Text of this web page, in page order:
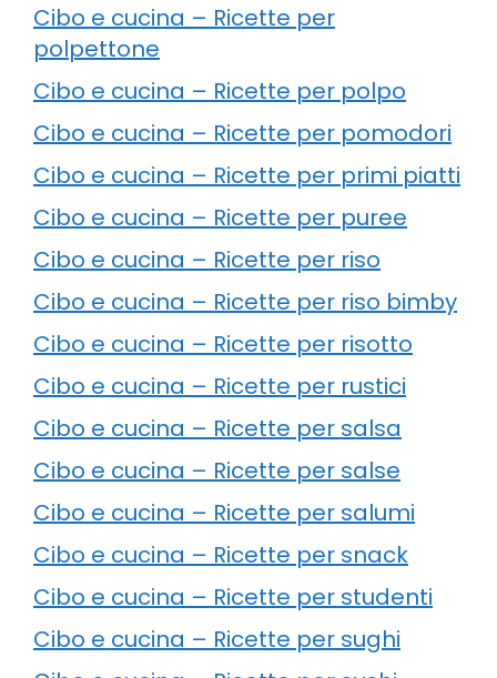
Cibo e cucina – Ricette per
polpettone
Cibo e cucina – Ricette per polpo
Cibo e cucina – Ricette per pomodori
Cibo e cucina – Ricette per primi piatti
Cibo e cucina – Ricette per puree
Cibo e cucina – Ricette per riso
Cibo e cucina – Ricette per riso bimby
Cibo e cucina – Ricette per risotto
Cibo e cucina – Ricette per rustici
Cibo e cucina – Ricette per salsa
Cibo e cucina – Ricette per salse
Cibo e cucina – Ricette per salumi
Cibo e cucina – Ricette per snack
Cibo e cucina – Ricette per studenti
Cibo e cucina – Ricette per sughi